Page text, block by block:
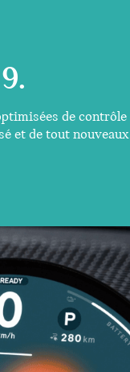
de contrôle
et de tout nouveaux